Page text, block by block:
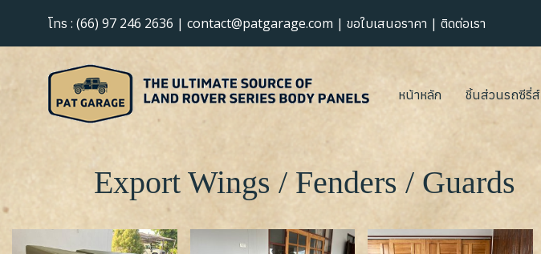
โทร : (66) 97 246 2636 | contact@patgarage.com | ขอใบเสนอราคา | ติดต่อเรา
หน้าหลัก ชิ้นส่วนรถซีรี่ส์
Export Wings / Fenders / Guards